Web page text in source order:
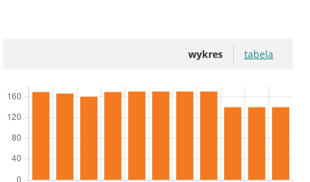
wykres tabela